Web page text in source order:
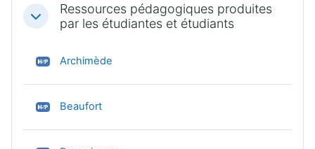
Replier
Ressources pédagogiques produites
par les étudiantes et étudiants
Archimède
BeaufortH5P